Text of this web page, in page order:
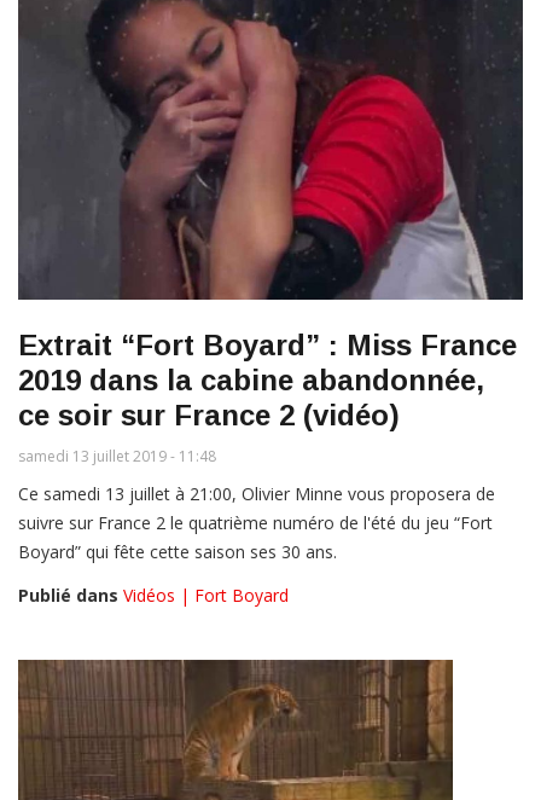
Extrait “Fort Boyard” : Miss France
2019 dans la cabine abandonnée,
ce soir sur France 2 (vidéo)
samedi 13 juillet 2019 - 11:48
Ce samedi 13 juillet à 21:00, Olivier Minne vous proposera de
suivre sur France 2 le quatrième numéro de l'été du jeu “Fort
Boyard” qui fête cette saison ses 30 ans.
Publié dans Vidéos | Fort Boyard